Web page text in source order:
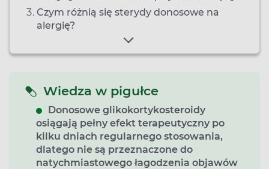
Czym różnią się sterydy donosowe na
alergię?
Wiedza w pigułce
Donosowe glikokortykosteroidy
osiągają pełny efekt terapeutyczny po
kilku dniach regularnego stosowania,
dlatego nie są przeznaczone do
natychmiastowego łagodzenia objawów